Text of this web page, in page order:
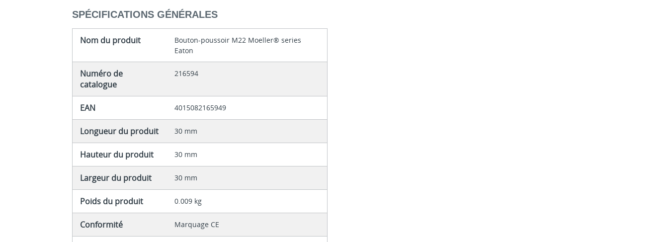
SPÉCIFICATIONS GÉNÉRALES
Nom du produit
Bouton-poussoir M22 Moeller® series
Eaton
Numéro de
catalogue
216594
EAN 4015082165949
Longueur du produit 30 mm
Hauteur du produit 30 mm
Largeur du produit 30 mm
Poids du produit 0.009 kg
Conformité Marquage CE